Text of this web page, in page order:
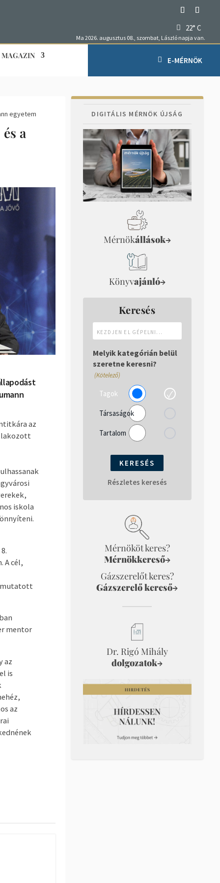
22° C
Ma 2026. augusztus 08., szombat, László napja van.
MAGAZIN
E-MÉRNÖK
egyetem
a
az
iskola
A cél,
mutatott
mentor
az
is
az
DIGITÁLIS MÉRNÖK ÚJSÁG
Mérnökállások→
Könyvajánló→
Keresés
el
gépelni...
Melyik kategórián belül
szeretne keresni?
(Kötelező)
Tagok
Társaságok
Tartalom
Részletes keresés
Mérnököt keres?
Mérnökkereső→
Gázszerelőt keres?
Gázszerelő kereső→
Dr. Rigó Mihály
dolgozatok→